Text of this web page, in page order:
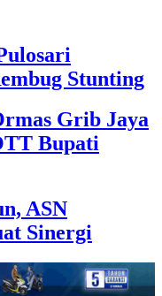
Stunting
Grib Jaya
Bupati
ASN
Sinergi